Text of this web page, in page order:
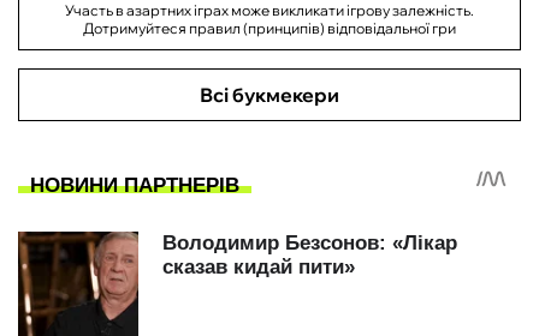
Участь в азартних іграх може викликати ігрову залежність.
Дотримуйтеся правил (принципів) відповідальної гри
Всі букмекери